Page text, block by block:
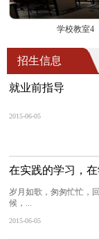
学校教室4
招生信息
就业前指导
2015-06-05
在实践的学习，
岁月如歌，匆匆忙忙，
候，...
2015-06-05